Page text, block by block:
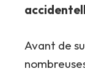
Avant de